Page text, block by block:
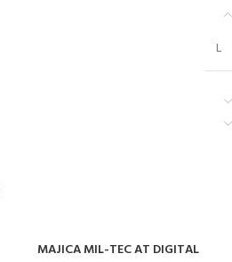
L
MAJICA MIL-TEC AT DIGITAL